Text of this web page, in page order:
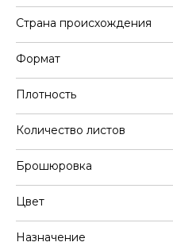
Страна происхождения
Формат
Плотность
Количество листов
Брошюровка
Цвет
Назначение